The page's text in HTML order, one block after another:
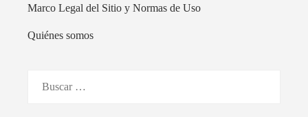
Marco Legal del Sitio y Normas de Uso
Quiénes somos